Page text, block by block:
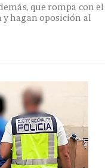
que rompa con el
y hagan oposición al